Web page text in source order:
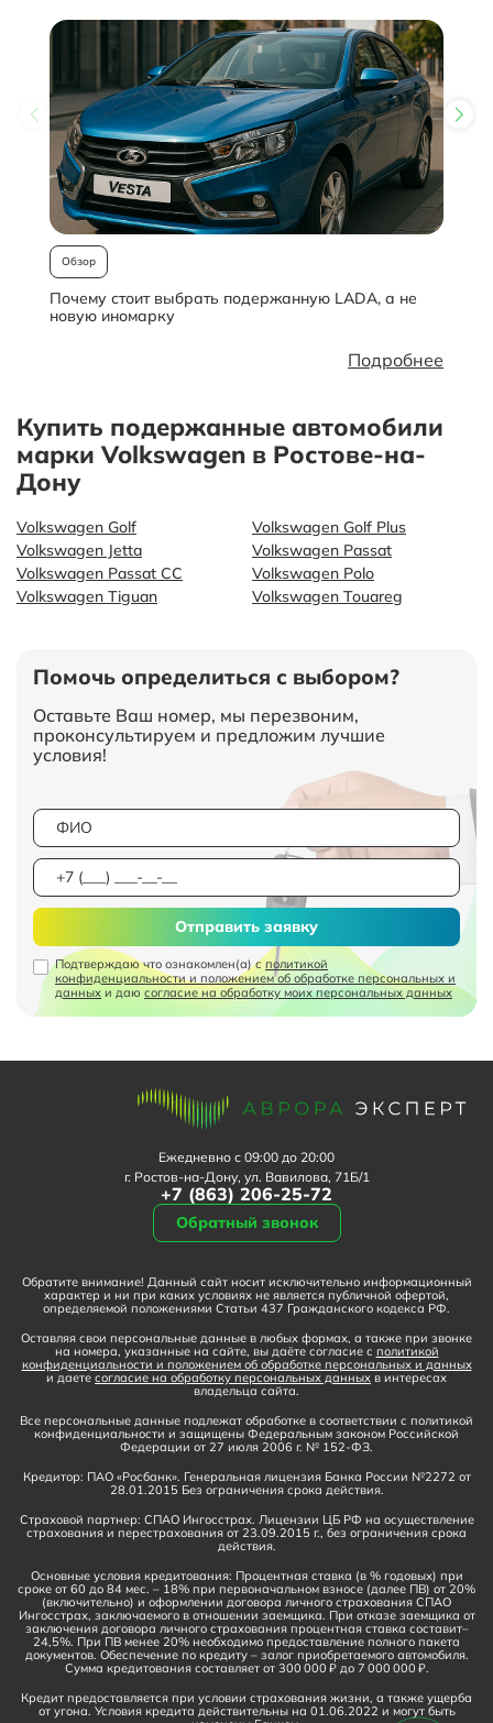
Обзор
Почему стоит выбрать подержанную LADA, а не
новую иномарку
Подробнее
Купить подержанные автомобили
марки Volkswagen в Ростове-на-
Дону
Volkswagen Golf
Volkswagen Golf Plus
Volkswagen Jetta
Volkswagen Passat
Volkswagen Passat CC
Volkswagen Polo
Volkswagen Tiguan
Volkswagen Touareg
Помочь определиться с выбором?
Оставьте Ваш номер, мы перезвоним,
проконсультируем и предложим лучшие
условия!
Подтверждаю что ознакомлен(а) сполитикой
конфиденциальности и положением об обработке персональных и
данных и даю согласие на обработку моих персональных данных
Отправить заявку
Ежедневно с 09:00 до 20:00
г. Ростов-на-Дону, ул. Вавилова, 71Б/1
+7 (863) 206-25-72
Обратный звонок
Обратите внимание! Данный сайт носит исключительно информационный
характер и ни при каких условиях не является публичной офертой,
определяемой положениями Статьи 437 Гражданского кодекса РФ.
Оставляя свои персональные данные в любых формах, а также при звонке
на номера, указанные на сайте, вы даёте согласие с политикой
конфиденциальности и положением об обработке персональных и данных
и даете согласие на обработку персональных данных в интересах
владельца сайта.
Все персональные данные подлежат обработке в соответствии с политикой
конфиденциальности и защищены Федеральным законом Российской
Федерации от 27 июля 2006 г. № 152-ФЗ.
Кредитор: ПАО «Росбанк». Генеральная лицензия Банка России №2272 от
28.01.2015 Без ограничения срока действия.
Страховой партнер: СПАО Ингосстрах. Лицензии ЦБ РФ на осуществление
страхования и перестрахования от 23.09.2015 г., без ограничения срока
действия.
Основные условия кредитования: Процентная ставка (в % годовых) при
сроке от 60 до 84 мес. – 18% при первоначальном взносе (далее ПВ) от 20%
(включительно) и оформлении договора личного страхования СПАО
Ингосстрах, заключаемого в отношении заемщика. При отказе заемщика от
заключения договора личного страхования процентная ставка составит–
24,5%. При ПВ менее 20% необходимо предоставление полного пакета
документов. Обеспечение по кредиту – залог приобретаемого автомобиля.
Сумма кредитования составляет от 300 000 ₽ до 7 000 000 ₽.
Кредит предоставляется при условии страхования жизни, а также ущерба
от угона. Условия кредита действительны на 01.06.2022 и могут быть